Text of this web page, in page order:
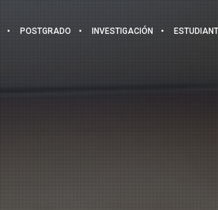
POSTGRADO INVESTIGACIÓN